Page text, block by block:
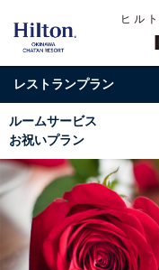
ヒル
レストランプラン
ルームサービス
お祝いプラン